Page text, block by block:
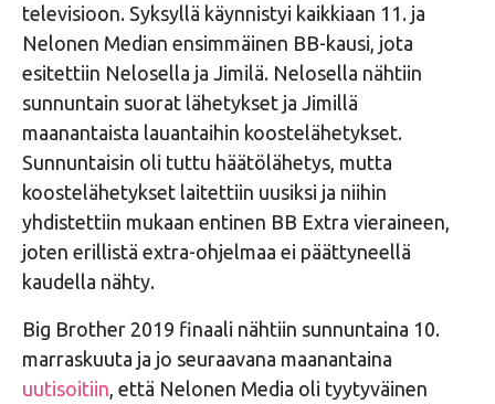
televisioon. Syksyllä käynnistyi kaikkiaan 11. ja
Nelonen Median ensimmäinen BB-kausi, jota
esitettiin Nelosella ja Jimilä. Nelosella nähtiin
sunnuntain suorat lähetykset ja Jimillä
maanantaista lauantaihin koostelähetykset.
Sunnuntaisin oli tuttu häätölähetys, mutta
koostelähetykset laitettiin uusiksi ja niihin
yhdistettiin mukaan entinen BB Extra vieraineen,
joten erillistä extra-ohjelmaa ei päättyneellä
kaudella nähty.
Big Brother 2019 finaali nähtiin sunnuntaina 10.
marraskuuta ja jo seuraavana maanantaina
uutisoitiin , että Nelonen Media oli tyytyväinen